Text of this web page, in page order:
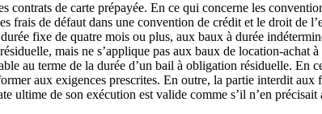
de carte prépayée. En ce qui concerne les
frais de défaut dans une convention de crédit et le droit de
fixe de quatre mois ou plus, aux baux à durée
mais ne s’applique pas aux baux de location-achat
au terme de la durée d’un bail à obligation résiduelle.
aux exigences prescrites. En outre, la partie interdit
ultime de son exécution est valide comme s’il n’en précisait